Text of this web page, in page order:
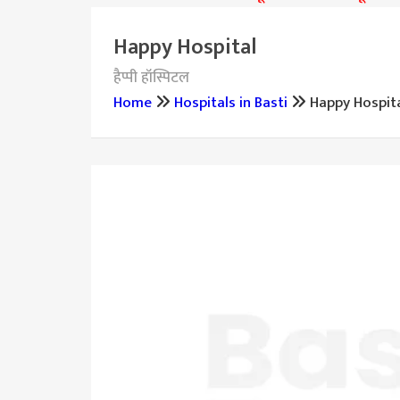
Happy Hospital
हैप्पी हॉस्पिटल
Home
Hospitals in Basti Happy